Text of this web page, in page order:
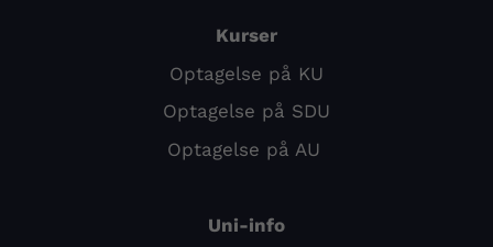
Kurser
Optagelse på KU
Optagelse på SDU
Optagelse på AU
Uni-info